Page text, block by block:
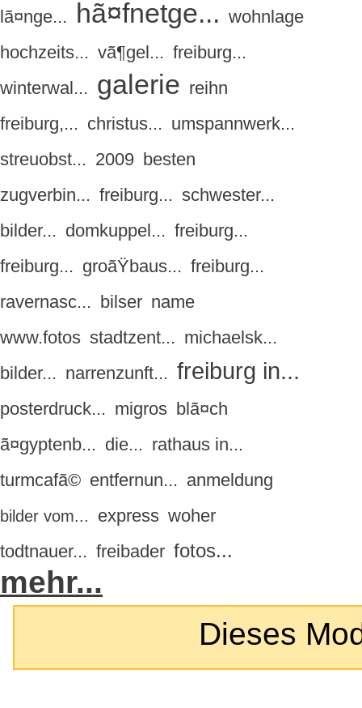
lã¤nge... hã¤fnetge... wohnlage
hochzeits... vã¶gel... freiburg...
winterwal... galerie reihn
freiburg,... christus... umspannwerk...
streuobst... 2009 besten
zugverbin... freiburg... schwester...
bilder... domkuppel... freiburg...
freiburg... groãŸbaus... freiburg...
ravernasc... bilser name
www.fotos stadtzent... michaelsk...
bilder... narrenzunft... freiburg in...
posterdruck... migros blã¤ch
ã¤gyptenb... die... rathaus in...
turmcafã© entfernun... anmeldung
bilder vom... express woher
todtnauer... freibader fotos...
mehr...
Dieses